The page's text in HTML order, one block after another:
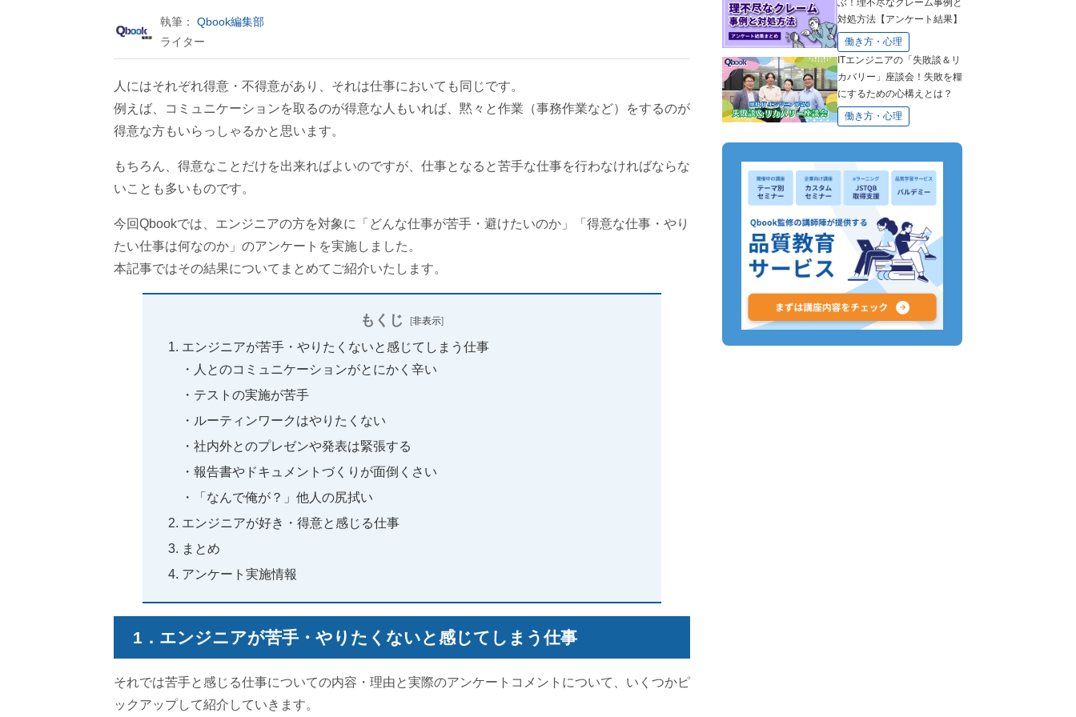
執筆： Qbook編集部
ライター
人にはそれぞれ得意・不得意があり、それは仕事においても同じです。
例えば、コミュニケーションを取るのが得意な人もいれば、黙々と作業（事務作業など）をするのが
得意な方もいらっしゃるかと思います。
もちろん、得意なことだけを出来ればよいのですが、仕事となると苦手な仕事を行わなければならな
いことも多いものです。
今回Qbookでは、エンジニアの方を対象に「どんな仕事が苦手・避けたいのか」「得意な仕事・やり
たい仕事は何なのか」のアンケートを実施しました。
本記事ではその結果についてまとめてご紹介いたします。
もくじ [非表示]
エンジニアが苦手・やりたくないと感じてしまう仕事
人とのコミュニケーションがとにかく辛い
テストの実施が苦手
ルーティンワークはやりたくない
社内外とのプレゼンや発表は緊張する
報告書やドキュメントづくりが面倒くさい
「なんで俺が？」他人の尻拭い
エンジニアが好き・得意と感じる仕事
まとめ
アンケート実施情報
1．エンジニアが苦手・やりたくないと感じてしまう仕事
それでは苦手と感じる仕事についての内容・理由と実際のアンケートコメントについて、いくつかピ
ックアップして紹介していきます。
ぶ！理不尽なクレーム事例と
対処方法【アンケート結果】
働き方・心理
ITエンジニアの「失敗談＆リ
カバリー」座談会！失敗を糧
にするための心構えとは？
働き方・心理